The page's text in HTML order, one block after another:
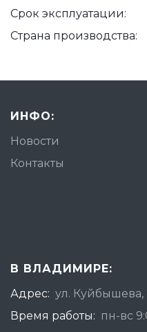
Срок эксплуатации:
Страна производства:
ИНФО:
Новости
Контакты
В ВЛАДИМИРЕ:
Адрес: ул. Куйбышева,
Время работы: пн-вс